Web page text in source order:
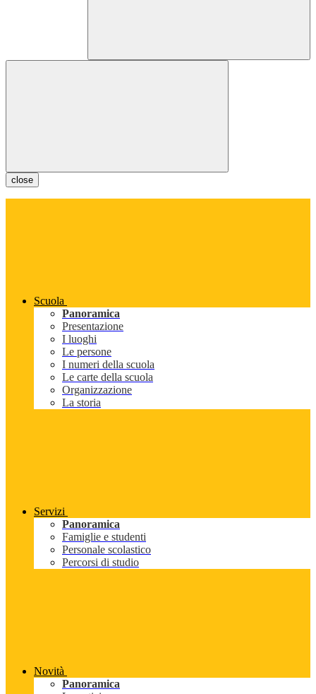
close
Scuola
Panoramica
Presentazione
I luoghi
Le persone
I numeri della scuola
Le carte della scuola
Organizzazione
La storia
Servizi
Panoramica
Famiglie e studenti
Personale scolastico
Percorsi di studio
Novità
Panoramica